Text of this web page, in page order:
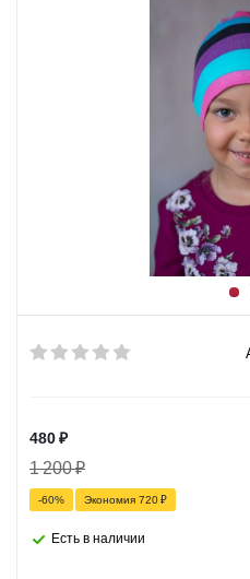
480₽
1 200₽
-60% Экономия 720₽
Есть в наличии